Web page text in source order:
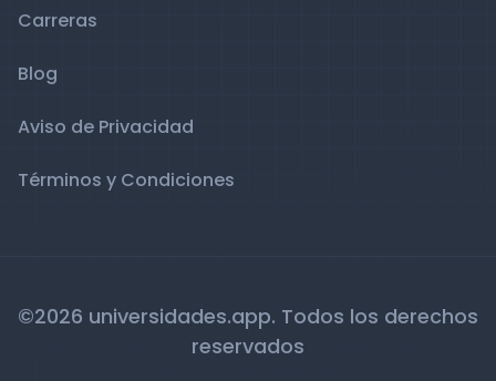
Carreras
Blog
Aviso de Privacidad
Términos y Condiciones
©2026 universidades.app. Todos los derechos
reservados